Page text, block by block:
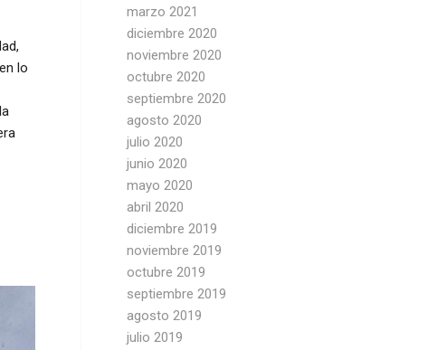
lo
marzo 2021
diciembre 2020
noviembre 2020
octubre 2020
septiembre 2020
agosto 2020
julio 2020
junio 2020
mayo 2020
abril 2020
diciembre 2019
noviembre 2019
octubre 2019
septiembre 2019
agosto 2019
julio 2019